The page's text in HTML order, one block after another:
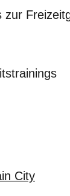
City